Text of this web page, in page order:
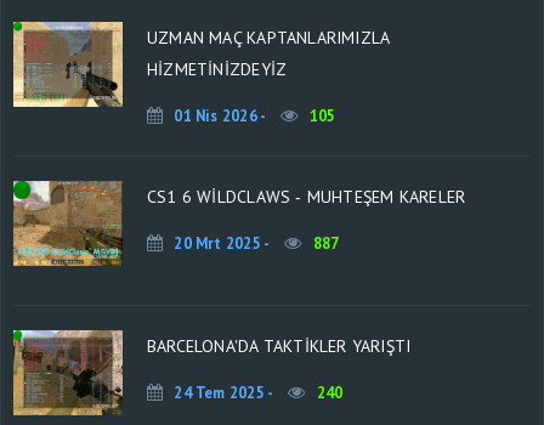
UZMAN MAÇ KAPTANLARIMIZLA
HİZMETİNİZDEYİZ
01 Nis 2026 - 105
CS1 6 WİLDCLAWS ‐ MUHTEŞEM KARELER
20 Mrt 2025 - 887
BARCELONA'DA TAKTİKLER YARIŞTI
24 Tem 2025 - 240